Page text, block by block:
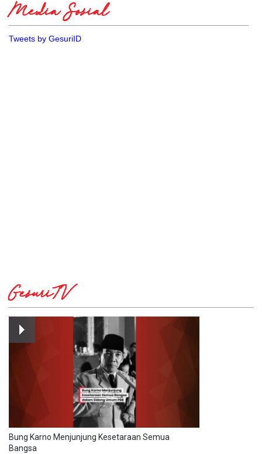
Media Sosial
Tweets by GesuriID
GesuriTV
Bung Karno Menjunjung Kesetaraan Semua
Bangsa